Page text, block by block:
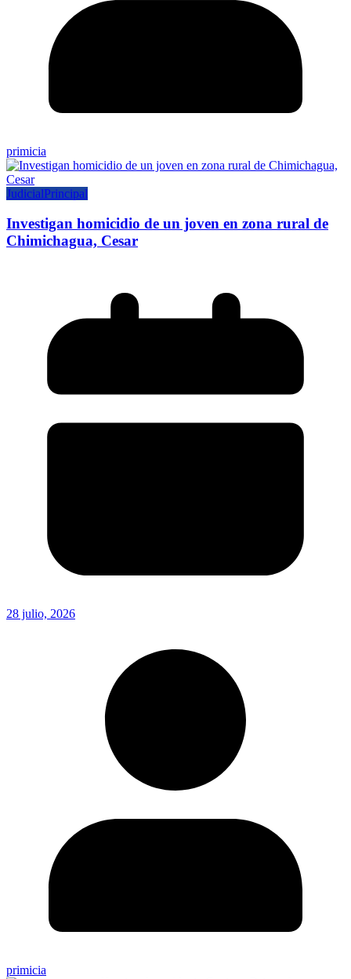
primicia
JudicialPrincipal
Investigan homicidio de un joven en zona rural de
Chimichagua, Cesar
28 julio, 2026
primicia